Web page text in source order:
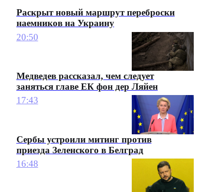
Раскрыт новый маршрут переброски
наемников на Украину
20:50
Медведев рассказал, чем следует
заняться главе ЕК фон дер Ляйен
17:43
Сербы устроили митинг против
приезда Зеленского в Белград
16:48